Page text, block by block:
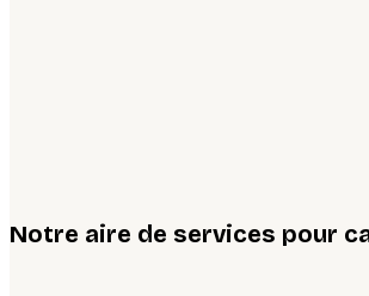
Notre aire de services pour